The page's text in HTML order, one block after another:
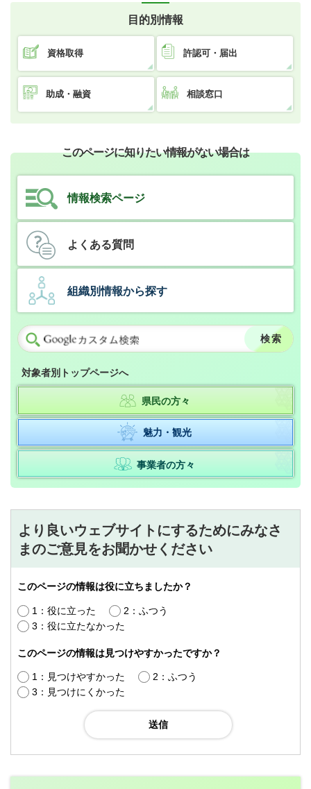
目的別情報
資格取得 許認可・届出
助成・融資 相談窓口
このページに知りたい情報がない場合は
情報検索ページ
よくある質問
組織別情報から探す
対象者別トップページへ
県民の方々
魅力・観光
事業者の方々
より良いウェブサイトにするためにみなさ
まのご意見をお聞かせください
このページの情報は役に立ちましたか？
1：役に立った
2：ふつう
3：役に立たなかった
このページの情報は見つけやすかったですか？
1：見つけやすかった
2：ふつう
3：見つけにくかった